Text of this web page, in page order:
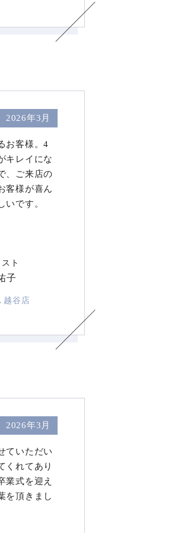
2026年3月
お客様。4
キレイにな
、ご来店の
客様が喜ん
いです。
ト
子
越谷店
2026年3月
ていただい
くれてあり
業式を迎え
を頂きまし